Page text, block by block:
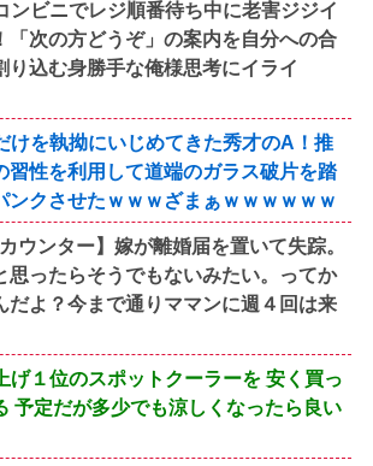
ンビニでレジ順番待ち中に老害ジジイ
「次の方どうぞ」の案内を自分への合
り込む身勝手な俺様思考にイライ
けを執拗にいじめてきた秀才のA！推
習性を利用して道端のガラス破片を踏
ンクさせたｗｗｗざまぁｗｗｗｗｗｗ
ウンター】嫁が離婚届を置いて失踪。
思ったらそうでもないみたい。ってか
だよ？今まで通りママンに週４回は来
げ１位のスポットクーラーを 安く買っ
定だが多少でも涼しくなったら良い